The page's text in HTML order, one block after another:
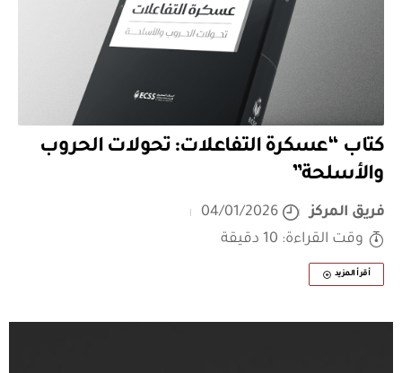
كتاب “عسكرة التفاعلات: تحولات الحروب
والأسلحة”
فريق المركز
04/01/2026
وقت القراءة: 10 دقيقة
أقرأ المزيد